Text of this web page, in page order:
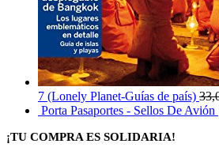
7 (Lonely Planet-Guías de país)
Porta Pasaportes - Sellos De Avión
¡TU COMPRA ES SOLIDARIA!